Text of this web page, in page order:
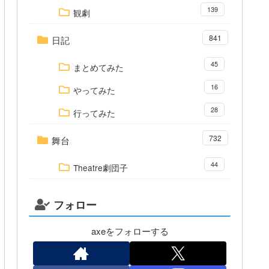
観劇 139
日記 841
まとめてみた 45
やってみた 16
行ってみた 28
舞台 732
Theatre劇団子 44
フォロー
axeをフォローする